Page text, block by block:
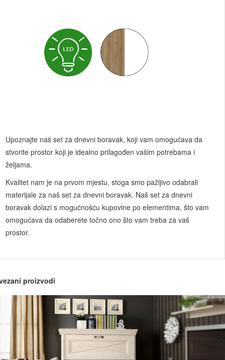
Upoznajte naš set za dnevni boravak, koji vam omogućava da
stvorite prostor koji je idealno prilagođen vašim potrebama i
željama.
Kvalitet nam je na prvom mjestu, stoga smo pažljivo odabrali
materijale za naš set za dnevni boravak. Naš set za dnevni
boravak dolazi s mogućnošću kupovine po elementima, što vam
omogućava da odaberete točno ono što vam treba za vaš
prostor.
proizvodi